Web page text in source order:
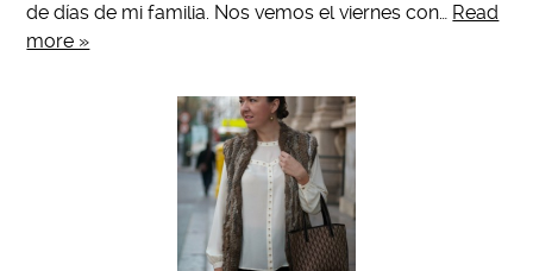
de días de mi familia. Nos vemos el viernes con… Read
more »